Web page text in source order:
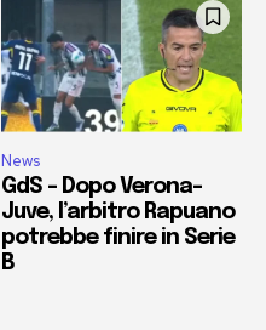
News
GdS – Dopo Verona-
Juve, l’arbitro Rapuano
potrebbe finire in Serie
B